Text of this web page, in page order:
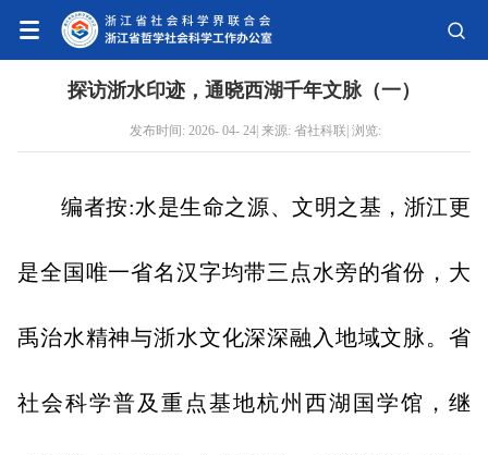
探访浙水印迹，通晓西湖千年文脉（一）
发布时间: 2026- 04- 24| 来源: 省社科联| 浏览:
编者按:水是生命之源、文明之基，浙江更
是全国唯一省名汉字均带三点水旁的省份，大
禹治水精神与浙水文化深深融入地域文脉。省
社会科学普及重点基地杭州西湖国学馆，继